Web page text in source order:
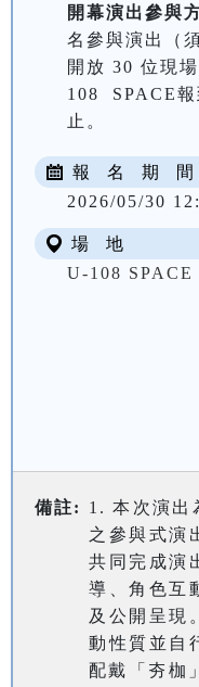
開幕演出參與
名參與演出（
開放 30 位現
108  SPACE
止。
報 名 期 間
2026/05/30
場 地
U-108 SPACE
備註:
1. 本次演出
之參與式演
共同完成演
導、角色互
及公開呈現
動性質並自
配戴「夯枷